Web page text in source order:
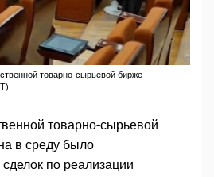
товарно-сырьевой бирже
товарно-сырьевой
в среду было
по реализации